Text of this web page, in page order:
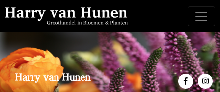
Harry van Hunen